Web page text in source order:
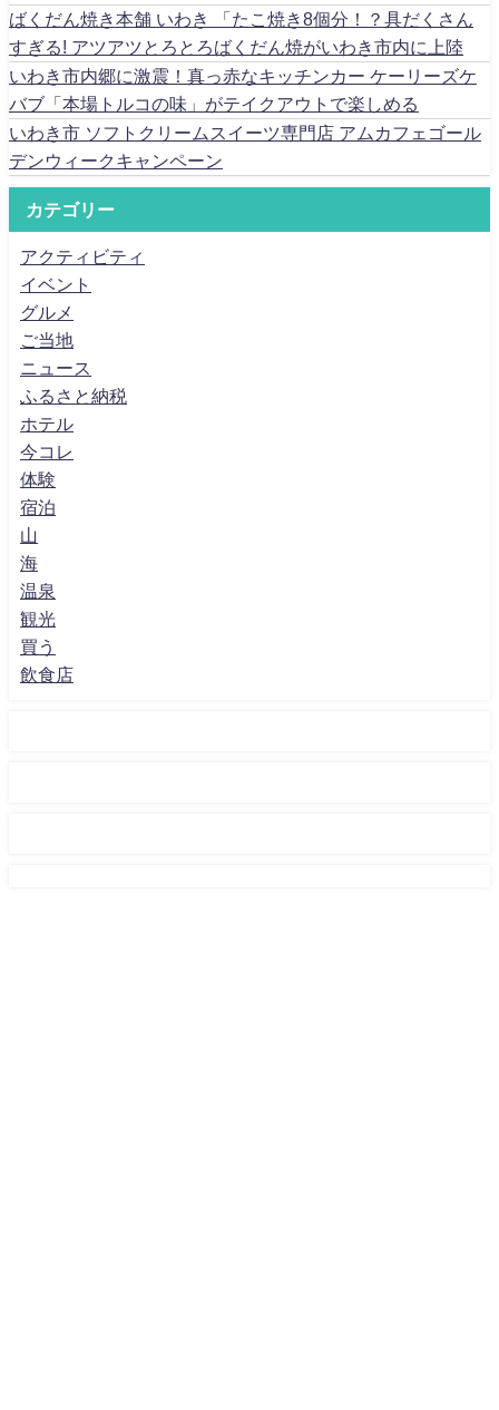
ばくだん焼き本舗 いわき 「たこ焼き8個分！？具だくさん
すぎる! アツアツとろとろばくだん焼がいわき市内に上陸
いわき市内郷に激震！真っ赤なキッチンカー ケーリーズケ
バブ「本場トルコの味」がテイクアウトで楽しめる
いわき市 ソフトクリームスイーツ専門店 アムカフェゴール
デンウィークキャンペーン
カテゴリー
アクティビティ
イベント
グルメ
ご当地
ニュース
ふるさと納税
ホテル
今コレ
体験
宿泊
山
海
温泉
観光
買う
飲食店